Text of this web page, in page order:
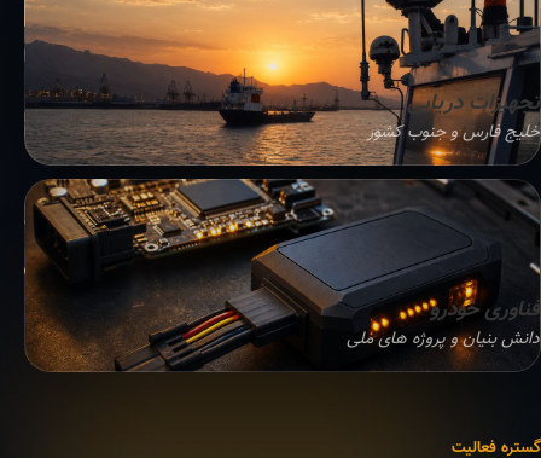
تجهیزات دریایی
خلیج فارس و جنوب کشور
فناوری خودرو
دانش بنیان و پروژه های ملی
گستره فعالیت